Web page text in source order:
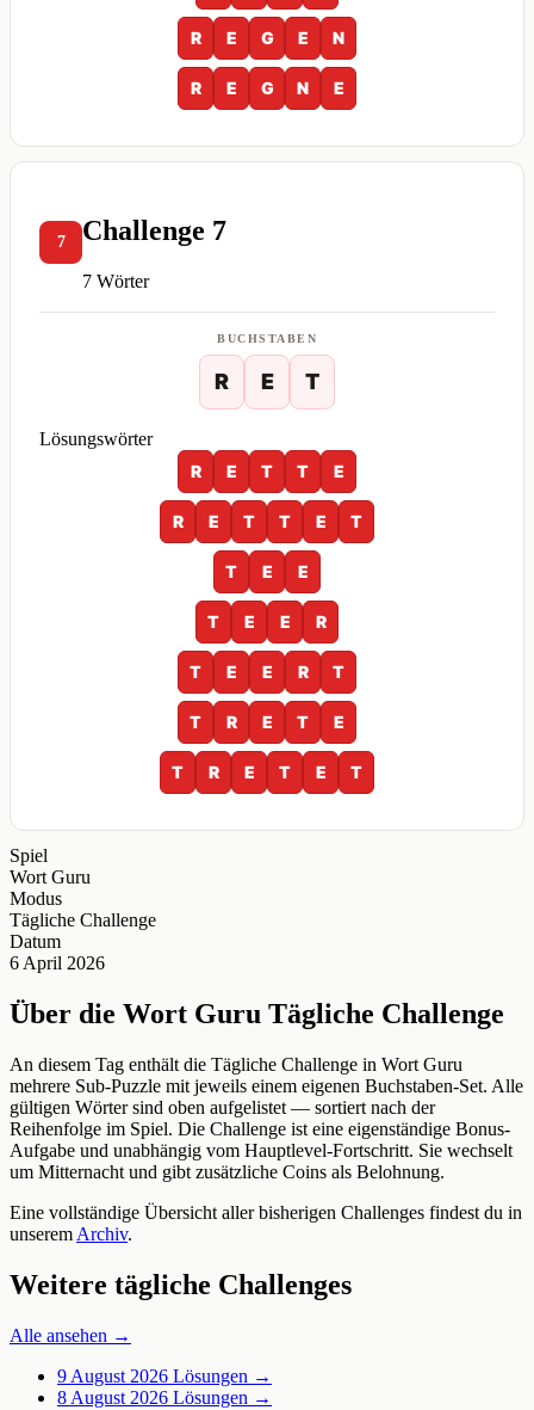
R E G E N
R E G N E
7 Challenge 7
7 Wörter
BUCHSTABEN
R E T
Lösungswörter
R
E T T E
R E T T E T
T E E
T E E R
T E E R T
T R E T E
T R E T E T
Spiel
Wort Guru
Modus
Tägliche Challenge
Datum
6 April 2026
Über die Wort Guru Tägliche Challenge
An diesem Tag enthält die Tägliche Challenge in Wort Guru
mehrere Sub-Puzzle mit jeweils einem eigenen Buchstaben-Set. Alle
gültigen Wörter sind oben aufgelistet — sortiert nach der
Reihenfolge im Spiel. Die Challenge ist eine eigenständige Bonus-
Aufgabe und unabhängig vom Hauptlevel-Fortschritt. Sie wechselt
um Mitternacht und gibt zusätzliche Coins als Belohnung.
Eine vollständige Übersicht aller bisherigen Challenges findest du in
unserem Archiv.
Weitere tägliche Challenges
Alle ansehen →
9 August 2026 Lösungen →
8 August 2026 Lösungen →